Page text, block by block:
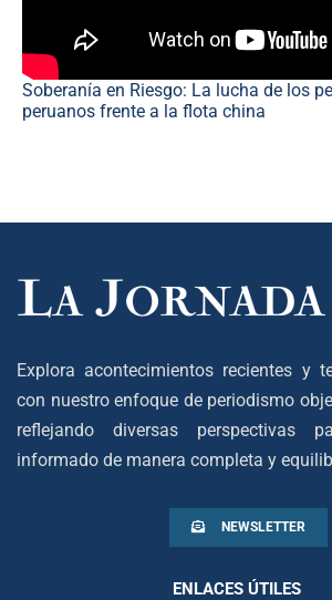
Soberanía en Riesgo: La lucha de los
peruanos frente a la flota china
Explora acontecimientos recientes y
con nuestro enfoque de periodismo
reflejando diversas perspectivas
informado de manera completa y
NEWSLETTER
ENLACES ÚTILES